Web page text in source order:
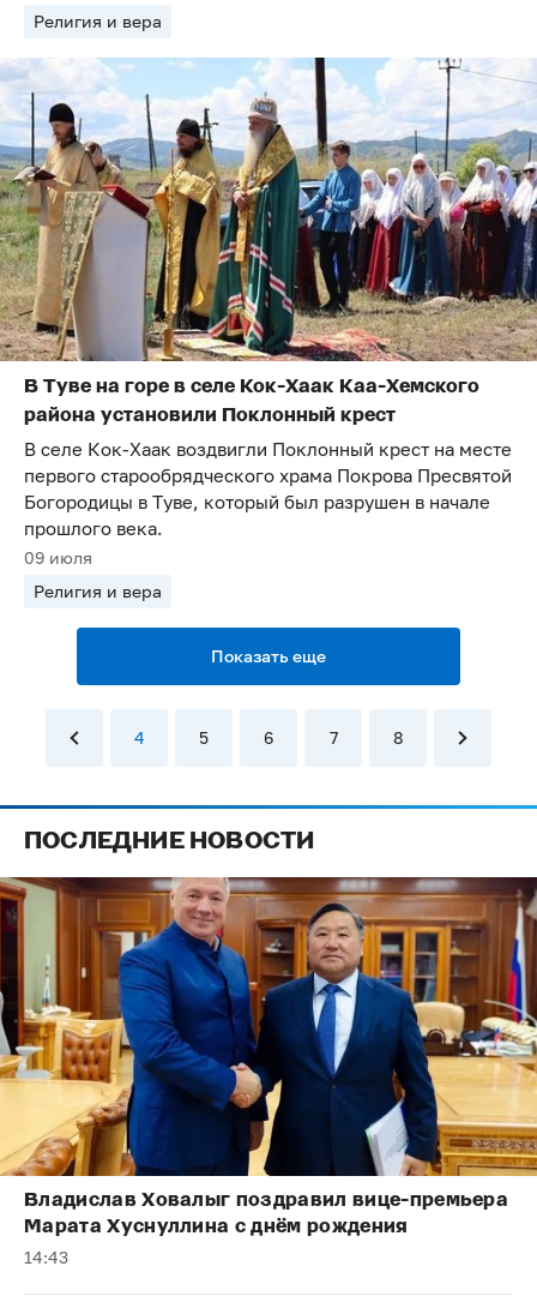
Религия и вера
В Туве на горе в селе Кок-Хаак Каа-Хемского
района установили Поклонный крест
В селе Кок-Хаак воздвигли Поклонный крест на месте
первого старообрядческого храма Покрова Пресвятой
Богородицы в Туве, который был разрушен в начале
прошлого века.
09 июля
Религия и вера
Показать еще
4 5 6 7 8
ПОСЛЕДНИЕ НОВОСТИ
Владислав Ховалыг поздравил вице-премьера
Марата Хуснуллина с днём рождения
14:43